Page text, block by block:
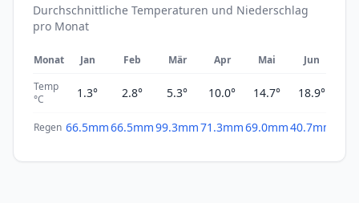
Durchschnittliche Temperaturen und Niederschlag
pro Monat
Monat Jan Feb Mär Apr Mai Jun
Temp
°C
1.3° 2.8° 5.3° 10.0° 14.7° 18.9°
Regen 66.5mm66.5mm99.3mm71.3mm69.0mm40.7mm